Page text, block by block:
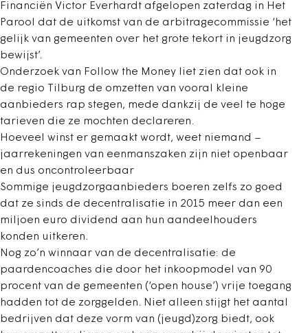
Financiën Victor Everhardt afgelopen zaterdag in Het
Parool dat de uitkomst van de arbitragecommissie ‘het
gelijk van gemeenten over het grote tekort in jeugdzorg
bewijst’.
Onderzoek van Follow the Money liet zien dat ook in
de regio Tilburg de omzetten van vooral kleine
aanbieders rap stegen, mede dankzij de veel te hoge
tarieven die ze mochten declareren.
Hoeveel winst er gemaakt wordt, weet niemand –
jaarrekeningen van eenmanszaken zijn niet openbaar
en dus oncontroleerbaar
Sommige jeugdzorgaanbieders boeren zelfs zo goed
dat ze sinds de decentralisatie in 2015 meer dan een
miljoen euro dividend aan hun aandeelhouders
konden uitkeren.
Nog zo’n winnaar van de decentralisatie: de
paardencoaches die door het inkoopmodel van 90
procent van de gemeenten (‘open house’) vrije toegang
hadden tot de zorggelden. Niet alleen stijgt het aantal
bedrijven dat deze vorm van (jeugd)zorg biedt, ook